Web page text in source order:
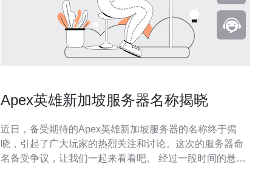
Apex英雄新加坡服务器名称揭晓
近日，备受期待的Apex英雄新加坡服务器的名称终于揭
晓，引起了广大玩家的热烈关注和讨论。这次的服务器命
名备受争议，让我们一起来看看吧。 经过一段时间的悬